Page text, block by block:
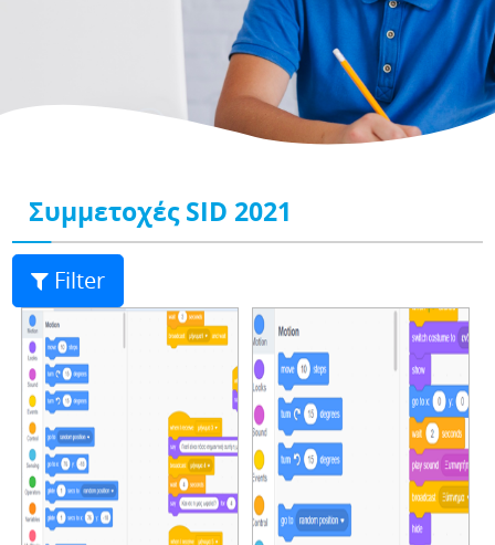
Συμμετοχές SID 2021
Filter